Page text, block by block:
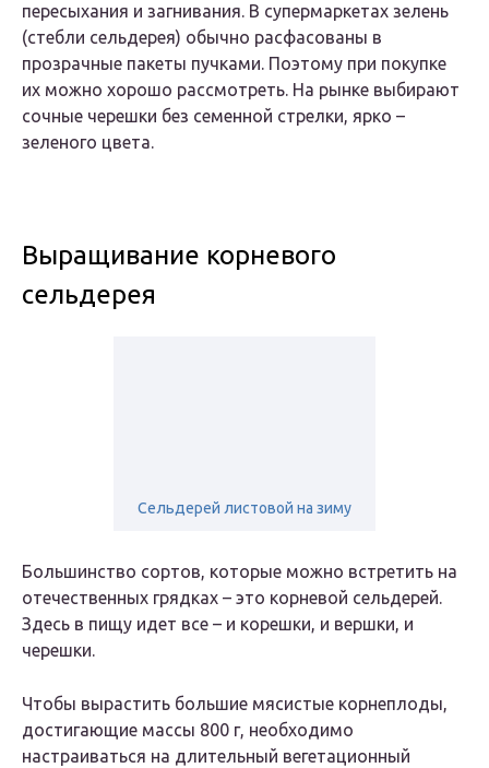
пересыхания и загнивания. В супермаркетах зелень
(стебли сельдерея) обычно расфасованы в
прозрачные пакеты пучками. Поэтому при покупке
их можно хорошо рассмотреть. На рынке выбирают
сочные черешки без семенной стрелки, ярко –
зеленого цвета.
Выращивание корневого
сельдерея
Сельдерей листовой на зиму
Большинство сортов, которые можно встретить на
отечественных грядках – это корневой сельдерей.
Здесь в пищу идет все – и корешки, и вершки, и
черешки.
Чтобы вырастить большие мясистые корнеплоды,
достигающие массы 800 г, необходимо
настраиваться на длительный вегетационный